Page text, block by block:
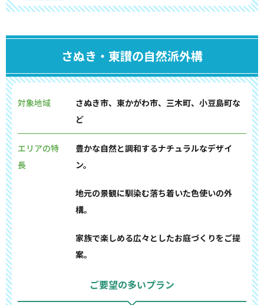
さぬき・東讃の自然派外構
対象地域
さぬき市、東かがわ市、三木町、小豆島町な
ど
エリアの特
長
豊かな自然と調和するナチュラルなデザイ
ン。
地元の景観に馴染む落ち着いた色使いの外
構。
家族で楽しめる広々としたお庭づくりをご提
案。
ご要望の多いプラン